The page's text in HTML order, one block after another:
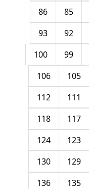
85
86
92
93
99
100
105
106
111
112
117
118
123
124
129
130
135
136